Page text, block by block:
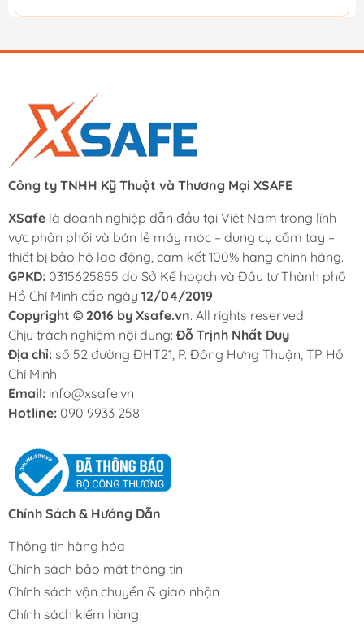
Công ty TNHH Kỹ Thuật và Thương Mại XSAFE
XSafe là doanh nghiệp dẫn đầu tại Việt Nam trong lĩnh
vực phân phối và bán lẻ máy móc – dụng cụ cầm tay –
thiết bị bảo hộ lao động, cam kết 100% hàng chính hãng.
GPKD: 0315625855 do Sở Kế hoạch và Đầu tư Thành phố
Hồ Chí Minh cấp ngày 12/04/2019
Copyright © 2016 by Xsafe.vn. All rights reserved
Chịu trách nghiệm nội dung: Đỗ Trịnh Nhất Duy
Địa chỉ: số 52 đường ĐHT21, P. Đông Hưng Thuận, TP Hồ
Chí Minh
Email: info@xsafe.vn
Hotline: 090 9933 258
Chính Sách & Hướng Dẫn
Thông tin hàng hóa
Chính sách bảo mật thông tin
Chính sách vận chuyển & giao nhận
Chính sách kiểm hàng